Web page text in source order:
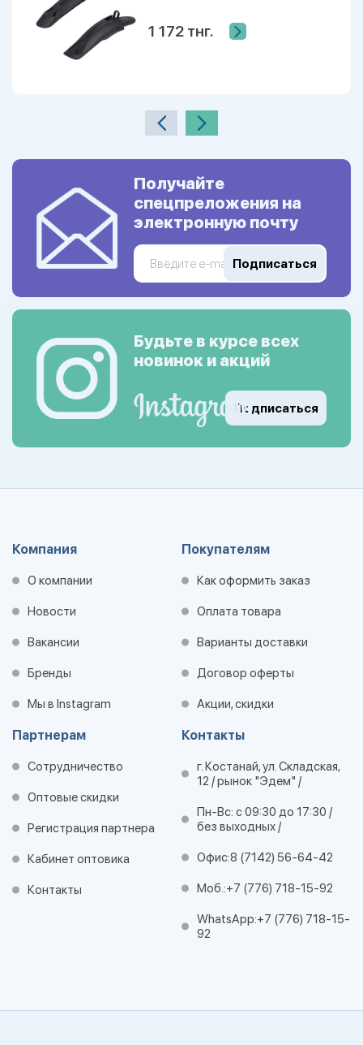
1 172 тнг.
Получайте
спецпреложения на
электронную почту
Подписаться
Будьте в курсе всех
новинок и акций
Подписаться
Компания
О компании
Новости
Вакансии
Бренды
Мы в Instagram
Покупателям
Как оформить заказ
Оплата товара
Варианты доставки
Договор оферты
Акции, скидки
Партнерам
Сотрудничество
Оптовые скидки
Регистрация партнера
Кабинет оптовика
Контакты
Контакты
г. Костанай, ул. Складская,
12 / рынок "Эдем" /
Пн-Вс: с 09:30 до 17:30 /
без выходных /
Офис:8 (7142) 56-64-42
Моб.:+7 (776) 718-15-92
WhatsApp:+7 (776) 718-15-
92